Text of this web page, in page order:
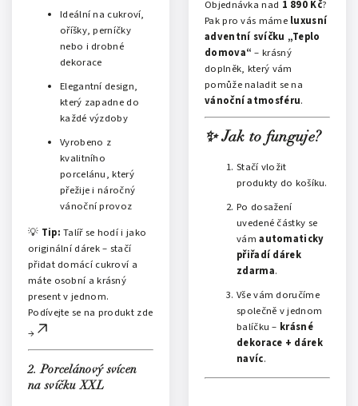
Ideální na cukroví,
oříšky, perníčky
nebo i drobné
dekorace
Elegantní design,
který zapadne do
každé výzdoby
Vyrobeno z
kvalitního
porcelánu, který
přežije i náročný
vánoční provoz
💡 Tip: Talíř se hodí i jako
originální dárek – stačí
přidat domácí cukroví a
máte osobní a krásný
present v jednom.
Podívejte se na produkt zde
→
2. Porcelánový svícen
na svíčku XXL
Objednávka nad 1 890 Kč?
Pak pro vás máme luxusní
adventní svíčku „Teplo
domova“ – krásný
doplněk, který vám
pomůže naladit se na
vánoční atmosféru.
✨ Jak to funguje?
Stačí vložit
produkty do košíku.
Po dosažení
uvedené částky se
vámautomaticky
přiřadí dárek
zdarma.
Vše vám doručíme
společně v jednom
balíčku – krásné
dekorace + dárek
navíc.